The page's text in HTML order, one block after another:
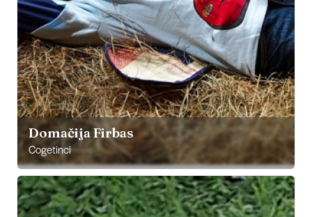
Domačija Firbas
Cogetinci